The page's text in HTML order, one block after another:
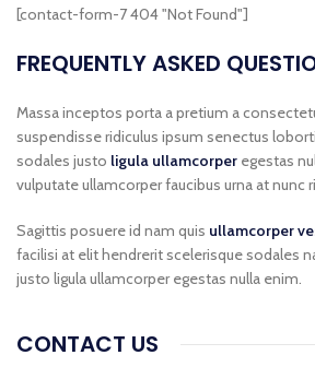
[contact-form-7 404 "Not Found"]
FREQUENTLY ASKED
Massa inceptos porta a pretium a
suspendisse ridiculus ipsum senectus
sodales justo ligula ullamcorper egestas
vulputate ullamcorper faucibus urna at nunc
Sagittis posuere id nam quis ullamcorper
facilisi at elit hendrerit scelerisque sodales
justo ligula ullamcorper egestas nulla enim.
CONTACT US